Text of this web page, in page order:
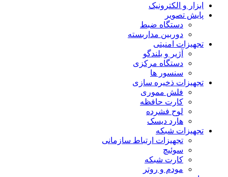
ابزار و الکترونیک
پایش تصویر
دستگاه ضبط
دوربین مداربسته
تجهیزات امنیتی
آژیر و بلندگو
دستگاه مرکزی
سنسور ها
تجهیزات ذخیره سازی
فلش مموری
کارت حافظه
لوح فشرده
هارد دیسک
تجهیزات شبکه
تجهیزات ارتباط سازمانی
سوئیچ
کارت شبکه
مودم و روتر